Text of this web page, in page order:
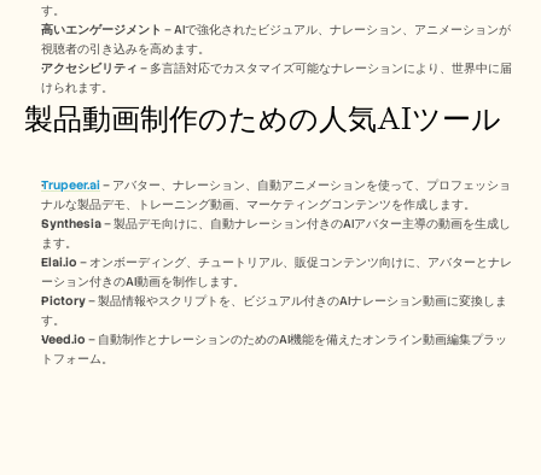
す。
高いエンゲージメント – AIで強化されたビジュアル、ナレーション、アニメーションが
視聴者の引き込みを高めます。
アクセシビリティ – 多言語対応でカスタマイズ可能なナレーションにより、世界中に届
けられます。
製品動画制作のための人気AIツール
Trupeer.ai – アバター、ナレーション、自動アニメーションを使って、プロフェッショ
ナルな製品デモ、トレーニング動画、マーケティングコンテンツを作成します。
Synthesia – 製品デモ向けに、自動ナレーション付きのAIアバター主導の動画を生成し
ます。
Elai.io – オンボーディング、チュートリアル、販促コンテンツ向けに、アバターとナレ
ーション付きのAI動画を制作します。
Pictory – 製品情報やスクリプトを、ビジュアル付きのAIナレーション動画に変換しま
す。
Veed.io – 自動制作とナレーションのためのAI機能を備えたオンライン動画編集プラッ
トフォーム。